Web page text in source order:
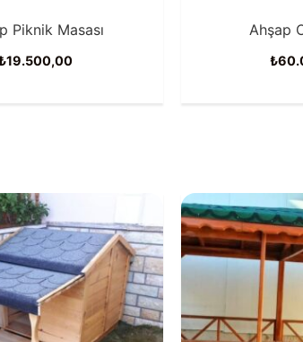
Piknik Masası
19.500,00
Ahşap
₺